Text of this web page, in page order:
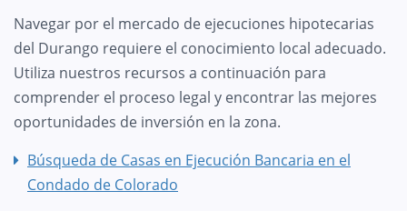
Navegar por el mercado de ejecuciones hipotecarias
del Durango requiere el conocimiento local adecuado.
Utiliza nuestros recursos a continuación para
comprender el proceso legal y encontrar las mejores
oportunidades de inversión en la zona.
Búsqueda de Casas en Ejecución Bancaria en el
Condado de Colorado